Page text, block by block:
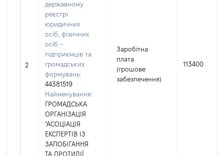
2
державному
реєстрі
юридичних
осіб, фізичних
осіб –
підприємців та
громадських
формувань:
44381519
Найменування:
ГРОМАДСЬКА
ОРГАНІЗАЦІЯ
"АСОЦІАЦІЯ
ЕКСПЕРТІВ ІЗ
ЗАПОБІГАННЯ
ТА ПРОТИДІЇ
Заробітна
плата
(грошове
забезпечення)
113400